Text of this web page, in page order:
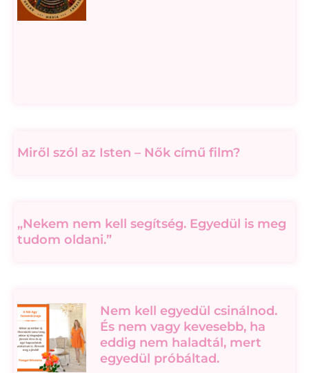
Miről szól az Isten – Nők című film?
„Nekem nem kell segítség. Egyedül is meg
tudom oldani.”
Nem kell egyedül csinálnod.
És nem vagy kevesebb, ha
eddig nem haladtál, mert
egyedül próbáltad.